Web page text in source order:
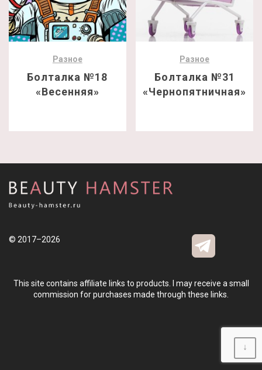
Разное
Болталка №18
«Весенняя»
Разное
Болталка №31
«Чернопятничная»
© 2017–2026
This site contains affiliate links to products. I may receive a small
commission for purchases made through these links.
↓